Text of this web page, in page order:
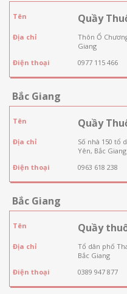
Tên Quầy
Địa chỉ
Thôn Ổ
Giang
Điện thoại
0977 115 466
Bắc Giang
Tên Quầy
Địa chỉ
Số nhà 150 tổ
Yên, Bắc Giang
Điện thoại
0963 618 238
Bắc Giang
Tên Quầy
Địa chỉ
Tổ dân phố
Bắc Giang
Điện thoại
0389 947 877